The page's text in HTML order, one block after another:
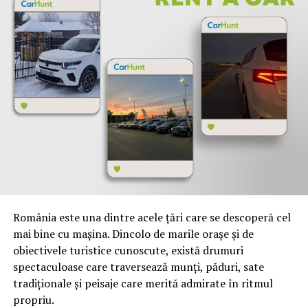
procesul de încălzire, respective agitarea lichidului
Acest lucru se realizează odată ce s-a atins temperatura
de pasteurizare în tot conținutul produsului. Ulterior,
răcirea laptelui se face tot în
vană pasteurizare lapte
prin introducerea de apă cu gheață prin pereții vanei. În
general, răcirea are două faze: în prima fază laptele se
răcește până la temperatura de 10-12 grade (prerăcire),
iar în a doua fază laptele ajunge la o temperatură de 4-6
grade (răcirea propriu-zisă).
Avantajul dat de o vană pasteurizare lapte este faptul că
atunci când se procesează în secții de capacitate mică,
lichidul poate să rămână în recipient (vană) până în
momentul în care este prelucrat. Acest lucru este
posibil deoarece, în general, în industria prelucrării
laptelui se folosesc vane cu capac de închidere, al cărui
rol este acela de a preveni degradarea unor compuși
chimici ai laptelui (enzime, vitamine, grăsimi, etc.).
România este una dintre acele țări care se descoperă cel
mai bine cu mașina. Dincolo de marile orașe și de
obiectivele turistice cunoscute, există drumuri
spectaculoase care traversează munți, păduri, sate
tradiționale și peisaje care merită admirate în ritmul
propriu.